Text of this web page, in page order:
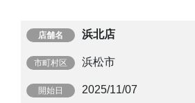
浜北店
浜松市
2025/11/07